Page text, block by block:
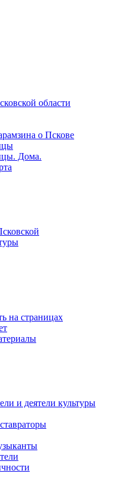
области
о Пскове
Дома.
на страницах
и деятели культуры